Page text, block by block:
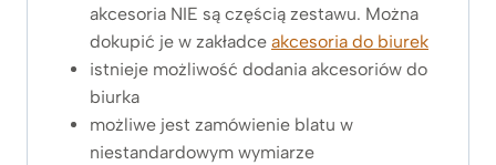
akcesoria NIE są częścią zestawu. Można
dokupić je w zakładce akcesoria do biurek
istnieje możliwość dodania akcesoriów do
biurka
możliwe jest zamówienie blatu w
niestandardowym wymiarze